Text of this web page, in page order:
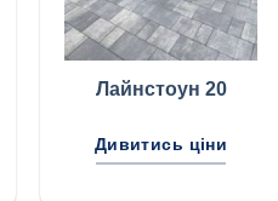
Лайнстоун 20
Дивитись ціни